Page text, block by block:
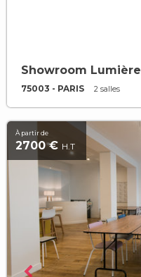
Showroom Lumière
75003 - PARIS 2 salles
À partir de
2700 € H.T